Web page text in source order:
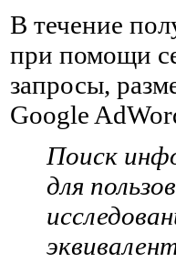
В течение
при помощи
запросы,
Google
Поиск
для